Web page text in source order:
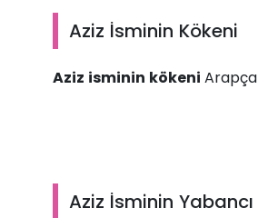
Aziz İsminin Kökeni
Aziz isminin kökeni Arapça
Aziz İsminin